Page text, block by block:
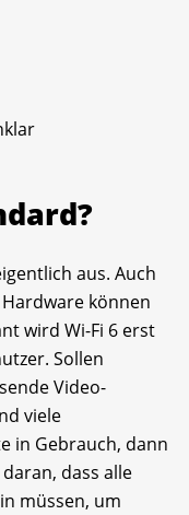
aus. Auch
können
wird Wi-Fi 6 erst
Sollen
Video-
viele
in Gebrauch, dann
dass alle
müssen, um